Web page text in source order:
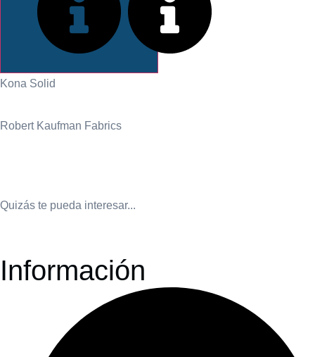
Kona Solid
Robert Kaufman Fabrics
Quizás te pueda interesar...
Información